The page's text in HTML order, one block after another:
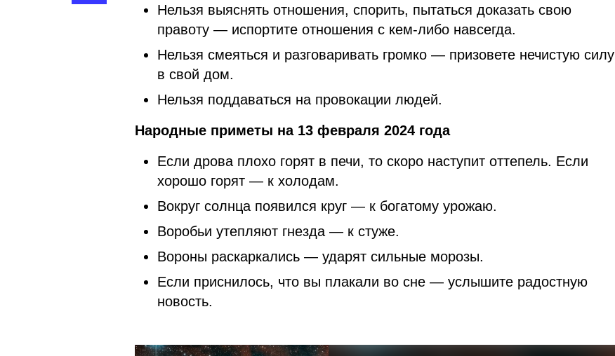
Нельзя выяснять отношения, спорить, пытаться доказать свою
правоту — испортите отношения с кем-либо навсегда.
Нельзя смеяться и разговаривать громко — призовете нечистую силу
в свой дом.
Нельзя поддаваться на провокации людей.
Народные приметы на 13 февраля 2024 года
Если дрова плохо горят в печи, то скоро наступит оттепель. Если
хорошо горят — к холодам.
Вокруг солнца появился круг — к богатому урожаю.
Воробьи утепляют гнезда — к стуже.
Вороны раскаркались — ударят сильные морозы.
Если приснилось, что вы плакали во сне — услышите радостную
новость.